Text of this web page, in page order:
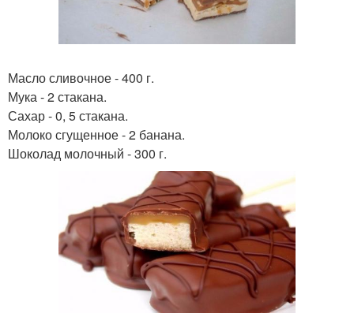
Масло сливочное - 400 г.
Мука - 2 стакана.
Сахар - 0, 5 стакана.
Молоко сгущенное - 2 банана.
Шоколад молочный - 300 г.